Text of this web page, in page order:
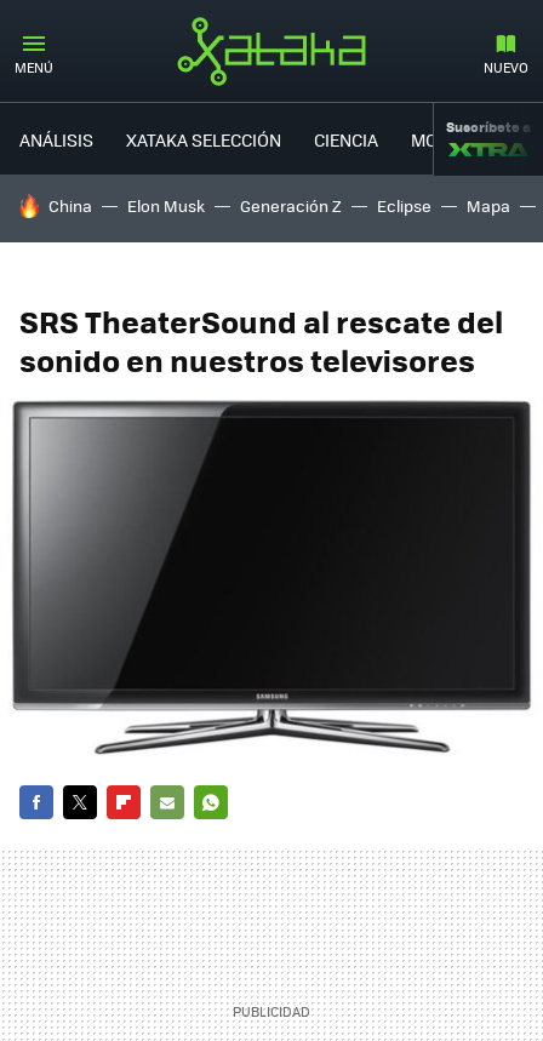
MENÚ NUEVO
ANÁLISIS XATAKA SELECCIÓN CIENCIA MOVILIDAD
Suscríbete a
HOY SE HABLA DE
China Elon Musk Generación Z Eclipse Mapa
SRS TheaterSound al rescate del
sonido en nuestros televisores
MAIL